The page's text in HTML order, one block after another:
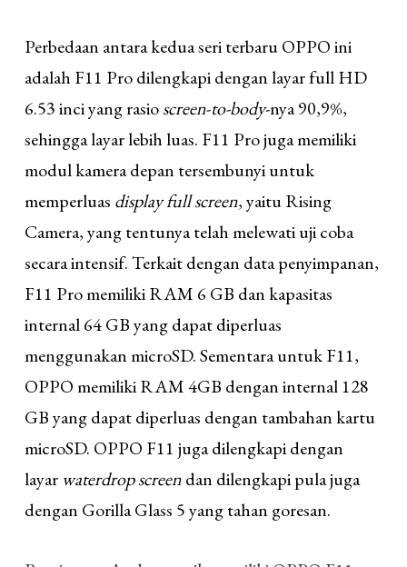
Perbedaan antara kedua seri terbaru OPPO ini
adalah F11 Pro dilengkapi dengan layar full HD
6.53 inci yang rasioscreen-to-body-nya 90,9%,
sehingga layar lebih luas. F11 Pro juga memiliki
modul kamera depan tersembunyi untuk
memperluas display full screen, yaitu Rising
Camera, yang tentunya telah melewati uji coba
secara intensif. Terkait dengan data penyimpanan,
F11 Pro memiliki RAM 6 GB dan kapasitas
internal 64 GB yang dapat diperluas
menggunakan microSD.Sementara untuk F11,
OPPO memiliki RAM 4GB dengan internal 128
GB yang dapat diperluas dengan tambahan kartu
microSD. OPPO F11 juga dilengkapi dengan
layar waterdrop screendan dilengkapi pula juga
dengan Gorilla Glass 5 yang tahan goresan.